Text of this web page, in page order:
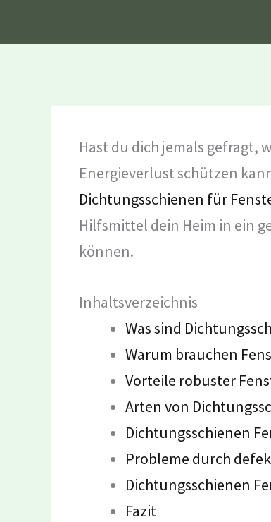
Hast du dich jemals gefragt,
Energieverlust schützen
Dichtungsschienen für
Hilfsmittel dein Heim in ein
können.
Inhaltsverzeichnis
Was sind
Warum brauchen
Vorteile robuster
Arten von
Dichtungsschienen
Probleme durch
Dichtungsschienen
Fazit